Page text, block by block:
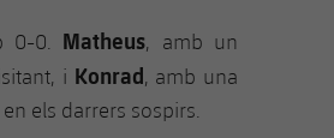
0-0. Matheus, amb un
i Konrad, amb una
els darrers sospirs.